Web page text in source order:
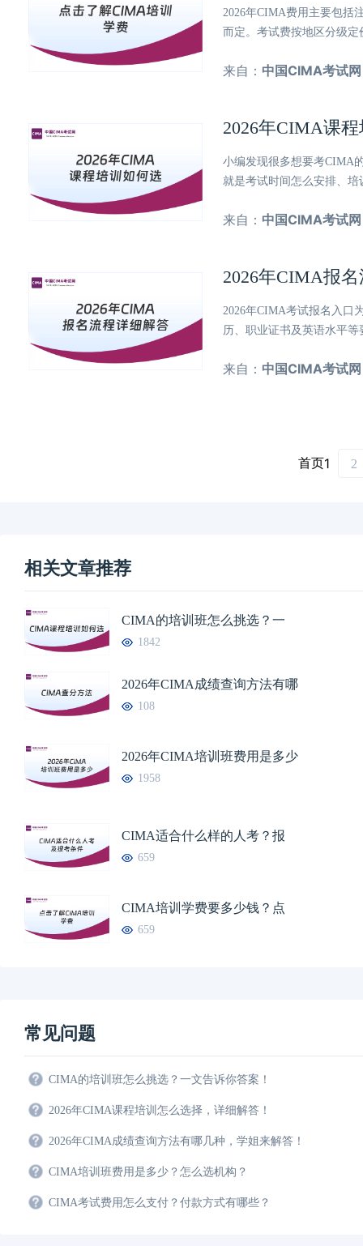
2026年CIMA费用主要包括
而定。考试费按地区分级
来自： 中国CIMA考试网
2026年CIMA课
小编发现很多想要考CIMA
就是考试时间怎么安排、
来自： 中国CIMA考试网
2026年CIMA报
2026年CIMA考试报名入口
历、职业证书及英语水平
来自： 中国CIMA考试网
首页1 2
相关文章推荐
CIMA的培训班怎么挑选？一
1842
2026年CIMA成绩查询方法有哪
108
2026年CIMA培训班费用是多少
1958
CIMA适合什么样的人考？报
659
CIMA培训学费要多少钱？点
659
常见问题
CIMA的培训班怎么挑选？一文告诉你答案！
2026年CIMA课程培训怎么选择，详细解答！
2026年CIMA成绩查询方法有哪几种，学姐来解答！
CIMA培训班费用是多少？怎么选机构？
CIMA考试费用怎么支付？付款方式有哪些？